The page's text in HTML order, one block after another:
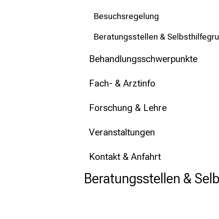
Besuchsregelung
Beratungsstellen &
Behandlungsschwerpunkte
Fach- & Arztinfo
Forschung & Lehre
Veranstaltungen
Kontakt & Anfahrt
Beratungsstellen &